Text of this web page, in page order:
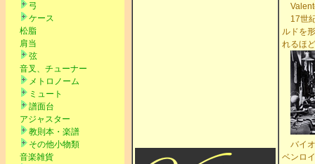
弓
ケース
松脂
肩当
弦
音叉、チューナー
メトロノーム
ミュート
譜面台
アジャスター
教則本・楽譜
その他小物類
音楽雑貨
17世
ルドを
れるほ
バイオ
ベンロ